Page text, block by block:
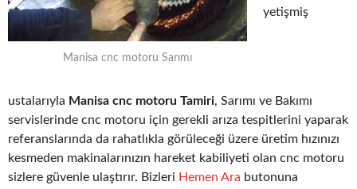
Manisa cnc motoru Sarımı
yetişmiş
ustalarıyla Manisa cnc motoru Tamiri, Sarımı ve Bakımı
servislerinde cnc motoru için gerekli arıza tespitlerini yaparak
referanslarında da rahatlıkla görüleceği üzere üretim hızınızı
kesmeden makinalarınızın hareket kabiliyeti olan cnc motoru
sizlere güvenle ulaştırır. Bizleri Hemen Ara butonuna